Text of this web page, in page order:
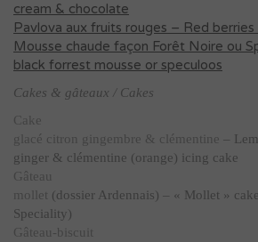
cream & chocolate
Pavlova aux fruits rouges – Red berries
Mousse chaude façon Forêt Noire ou
black forrest mousse or speculoos
Cakes & gâteaux / Cakes
Cake
glacé citron gingembre & clémentine –
ginger & clémentine (orange) icing cake
Gâteau
mollet (dossier Ardennais) – « Mollet »
Speciality)
Gâteau-biscuit